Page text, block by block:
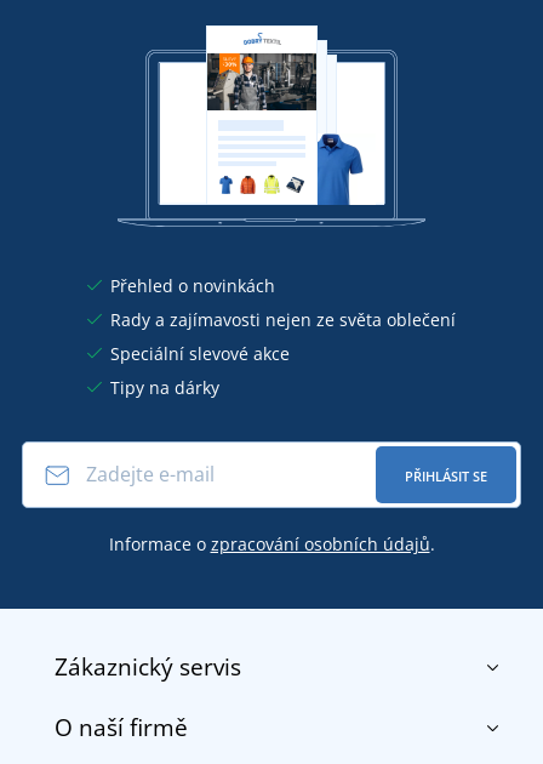
Přehled o novinkách
Rady a zajímavosti nejen ze světa oblečení
Speciální slevové akce
Tipy na dárky
PŘIHLÁSIT SE
Informace o zpracování osobních údajů.
Zákaznický servis
Kontakt
O naší firmě